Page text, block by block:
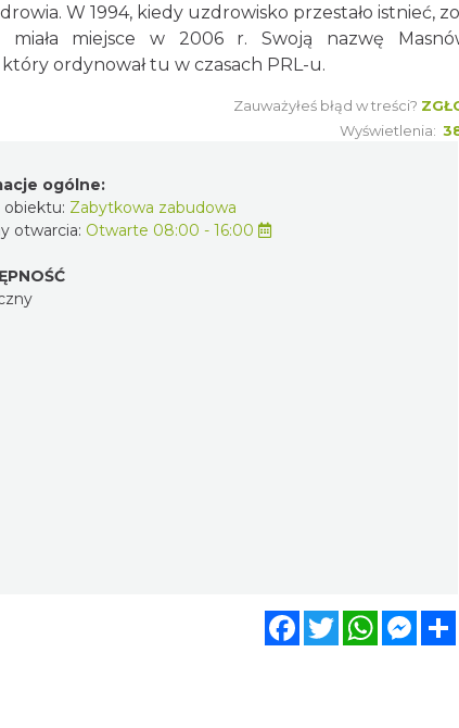
W 1994, kiedy uzdrowisko przestało istnieć,
miała miejsce w 2006 r. Swoją nazwę
ordynował tu w czasach PRL-u.
Zauważyłeś błąd w treści?
Wyświetlenia:
ogólne:
obiektu: Zabytkowa zabudowa
otwarcia: Otwarte 08:00 - 16:00
FacebookTwitterWhatsApp